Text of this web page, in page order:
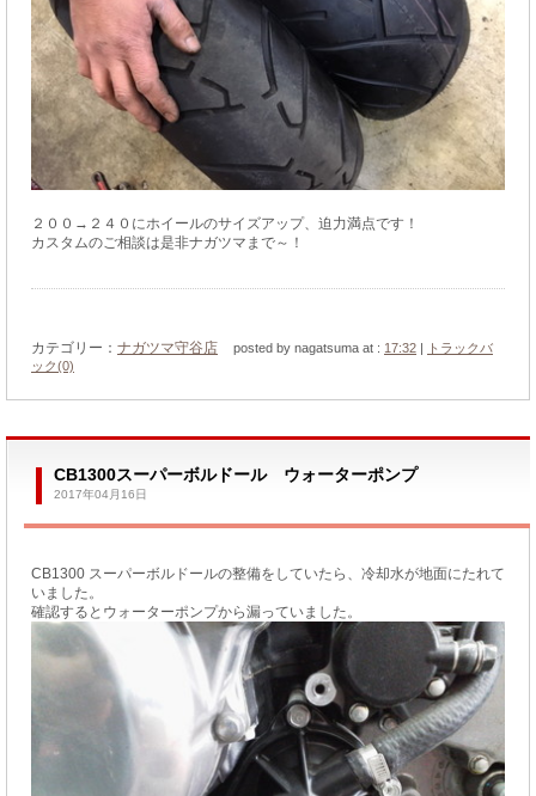
２００→２４０にホイールのサイズアップ、迫力満点です！
カスタムのご相談は是非ナガツマまで～！
カテゴリー： ナガツマ守谷店 posted by nagatsuma at : 17:32
トラックバ
ック(0)
CB1300スーパーボルドール ウォーターポンプ
2017年04月16日
CB1300 スーパーボルドールの整備をしていたら、冷却水が地面にたれて
いました。
確認するとウォーターポンプから漏っていました。